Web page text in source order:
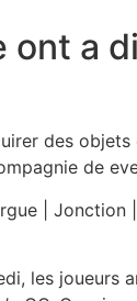
ont a
des
de
| Jonction
les joueurs